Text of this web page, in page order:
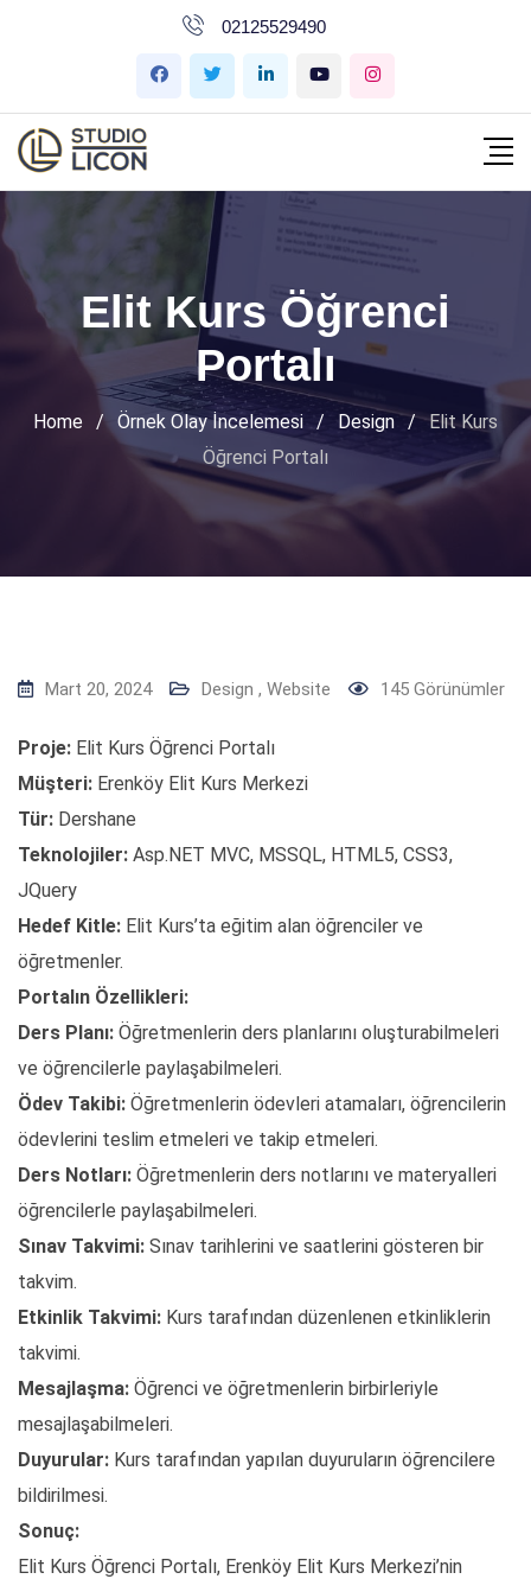
02125529490
Elit Kurs Öğrenci
Portalı
Home / Örnek Olay İncelemesi / Design / Elit Kurs
Öğrenci Portalı
Mart 20, 2024 Design , Website 145 Görünümler
Proje: Elit Kurs Öğrenci Portalı
Müşteri: Erenköy Elit Kurs Merkezi
Tür: Dershane
Teknolojiler: Asp.NET MVC, MSSQL, HTML5, CSS3,
JQuery
Hedef Kitle: Elit Kurs’ta eğitim alan öğrenciler ve
öğretmenler.
Portalın Özellikleri:
Ders Planı: Öğretmenlerin ders planlarını oluşturabilmeleri
ve öğrencilerle paylaşabilmeleri.
Ödev Takibi: Öğretmenlerin ödevleri atamaları, öğrencilerin
ödevlerini teslim etmeleri ve takip etmeleri.
Ders Notları: Öğretmenlerin ders notlarını ve materyalleri
öğrencilerle paylaşabilmeleri.
Sınav Takvimi: Sınav tarihlerini ve saatlerini gösteren bir
takvim.
Etkinlik Takvimi: Kurs tarafından düzenlenen etkinliklerin
takvimi.
Mesajlaşma: Öğrenci ve öğretmenlerin birbirleriyle
mesajlaşabilmeleri.
Duyurular: Kurs tarafından yapılan duyuruların öğrencilere
bildirilmesi.
Sonuç:
Elit Kurs Öğrenci Portalı, Erenköy Elit Kurs Merkezi’nin